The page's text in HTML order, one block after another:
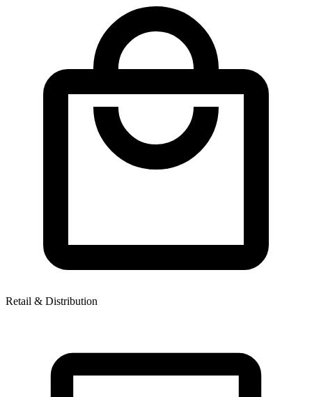
Retail & Distribution